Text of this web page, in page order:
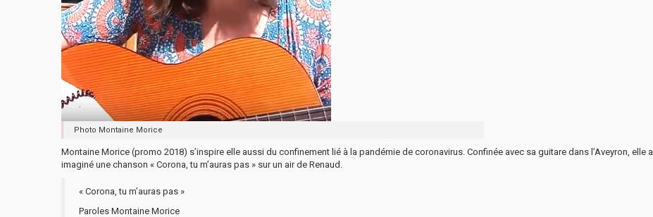
Photo Montaine Morice
Montaine Morice (promo 2018) s’inspire elle aussi du confinement lié à la pandémie de coronavirus. Confinée avec sa guitare dans l’Aveyron, elle a
imaginé une chanson « Corona, tu m’auras pas » sur un air de Renaud.
« Corona, tu m’auras pas »
Paroles Montaine Morice